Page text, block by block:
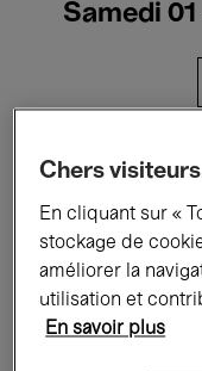
Samedi
Tous les
Expositions
Rencontres &
Musique
Chers
En cliquant sur «
stockage de
améliorer la
utilisation et
En savoir plus